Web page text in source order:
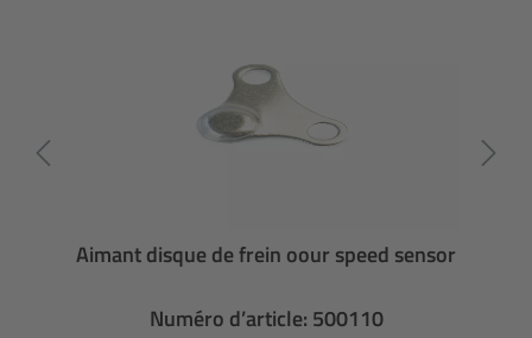
Aimant disque de frein oour speed sensor
Numéro d’article: 500110